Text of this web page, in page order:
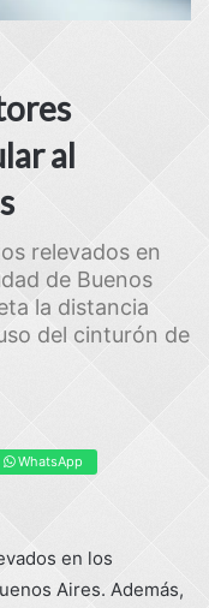
al
relevados en
de Buenos
la distancia
del cinturón de
WhatsApp
en los
Aires. Además,